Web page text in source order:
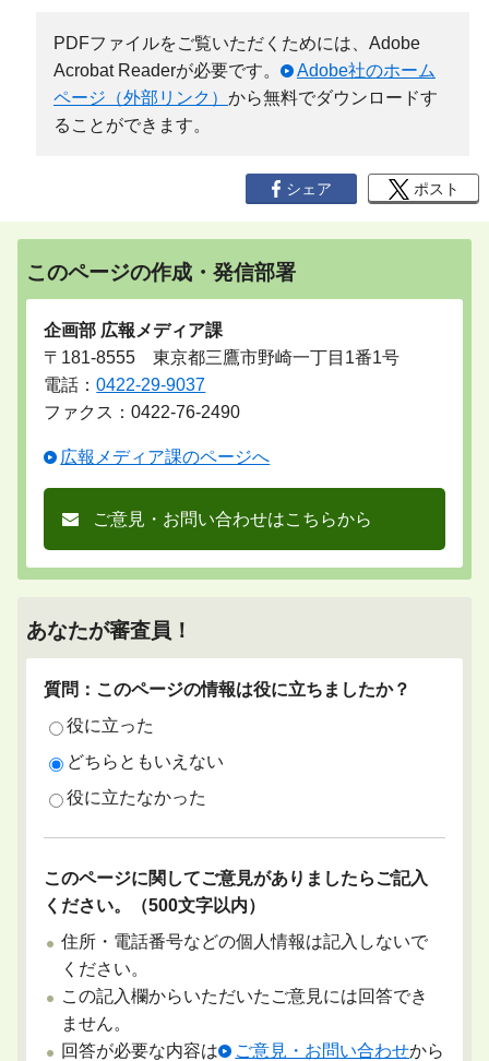
PDFファイルをご覧いただくためには、Adobe
Acrobat Readerが必要です。
Adobe社のホーム
ページ（外部リンク） から無料でダウンロードす
ることができます。
シェア ポスト
このページの作成・発信部署
企画部 広報メディア課
〒181-8555 東京都三鷹市野崎一丁目1番1号
電話：0422-29-9037
ファクス：0422-76-2490
広報メディア課のページへ
ご意見・お問い合わせはこちらから
あなたが審査員！
質問：このページの情報は役に立ちましたか？
役に立った
どちらともいえない
役に立たなかった
このページに関してご意見がありましたらご記入
ください。（500文字以内）
住所・電話番号などの個人情報は記入しないで
ください。
この記入欄からいただいたご意見には回答でき
ません。
回答が必要な内容は
ご意見・お問い合わせから